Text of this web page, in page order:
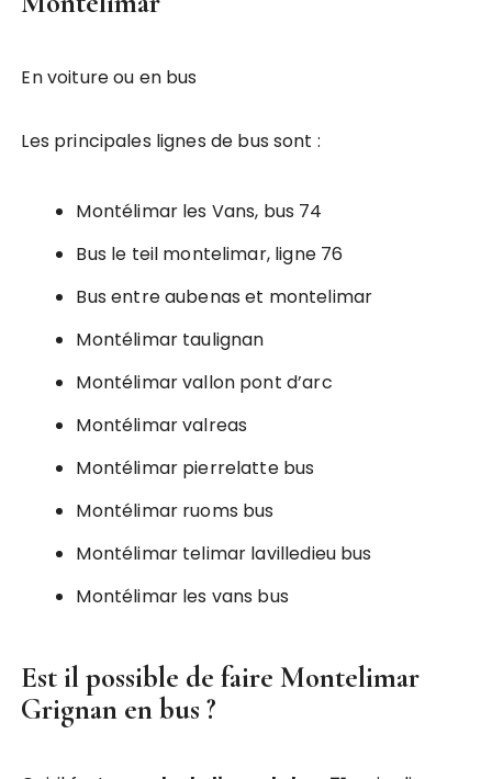
En voiture ou en bus
Les principales lignes de bus sont :
Montélimar les Vans, bus 74
Bus le teil montelimar, ligne 76
Bus entre aubenas et montelimar
Montélimar taulignan
Montélimar vallon pont d’arc
Montélimar valreas
Montélimar pierrelatte bus
Montélimar ruoms bus
Montélimar telimar lavilledieu bus
Montélimar les vans bus
Est il possible de faire Montelimar
Grignan en bus ?